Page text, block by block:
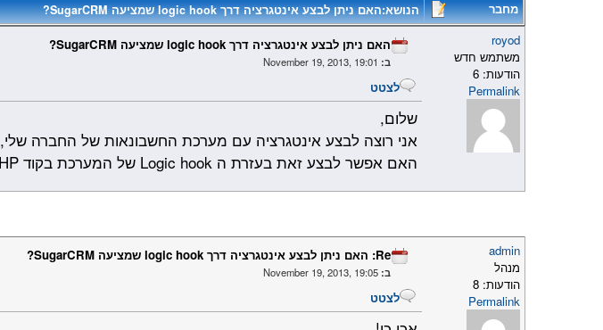
מחבר הנושא:האם ניתן לבצע אינטגרציה דרך logic hook שמציעה SugarCRM?
royod
משתמש חדש
הודעות: 6
Permalink
האם ניתן לבצע אינטגרציה דרך logic hook שמציעה SugarCRM?
ב: November 19, 2013, 19:01
לצטט
שלום,
אני רוצה לבצע אינטגרציה עם מערכת החשבונאות של החברה שלי,
האם אפשר לבצע זאת בעזרת ה Logic hook של המערכת בקוד PHP?
admin
מנהל
הודעות: 8
Permalink
Re: האם ניתן לבצע אינטגרציה דרך logic hook שמציעה SugarCRM?
ב: November 19, 2013, 19:05
לצטט